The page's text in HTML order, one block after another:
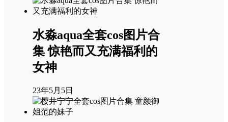
水淼aqua全套cos图片合
集 惊艳而又充满福利的
女神
23年5月5日